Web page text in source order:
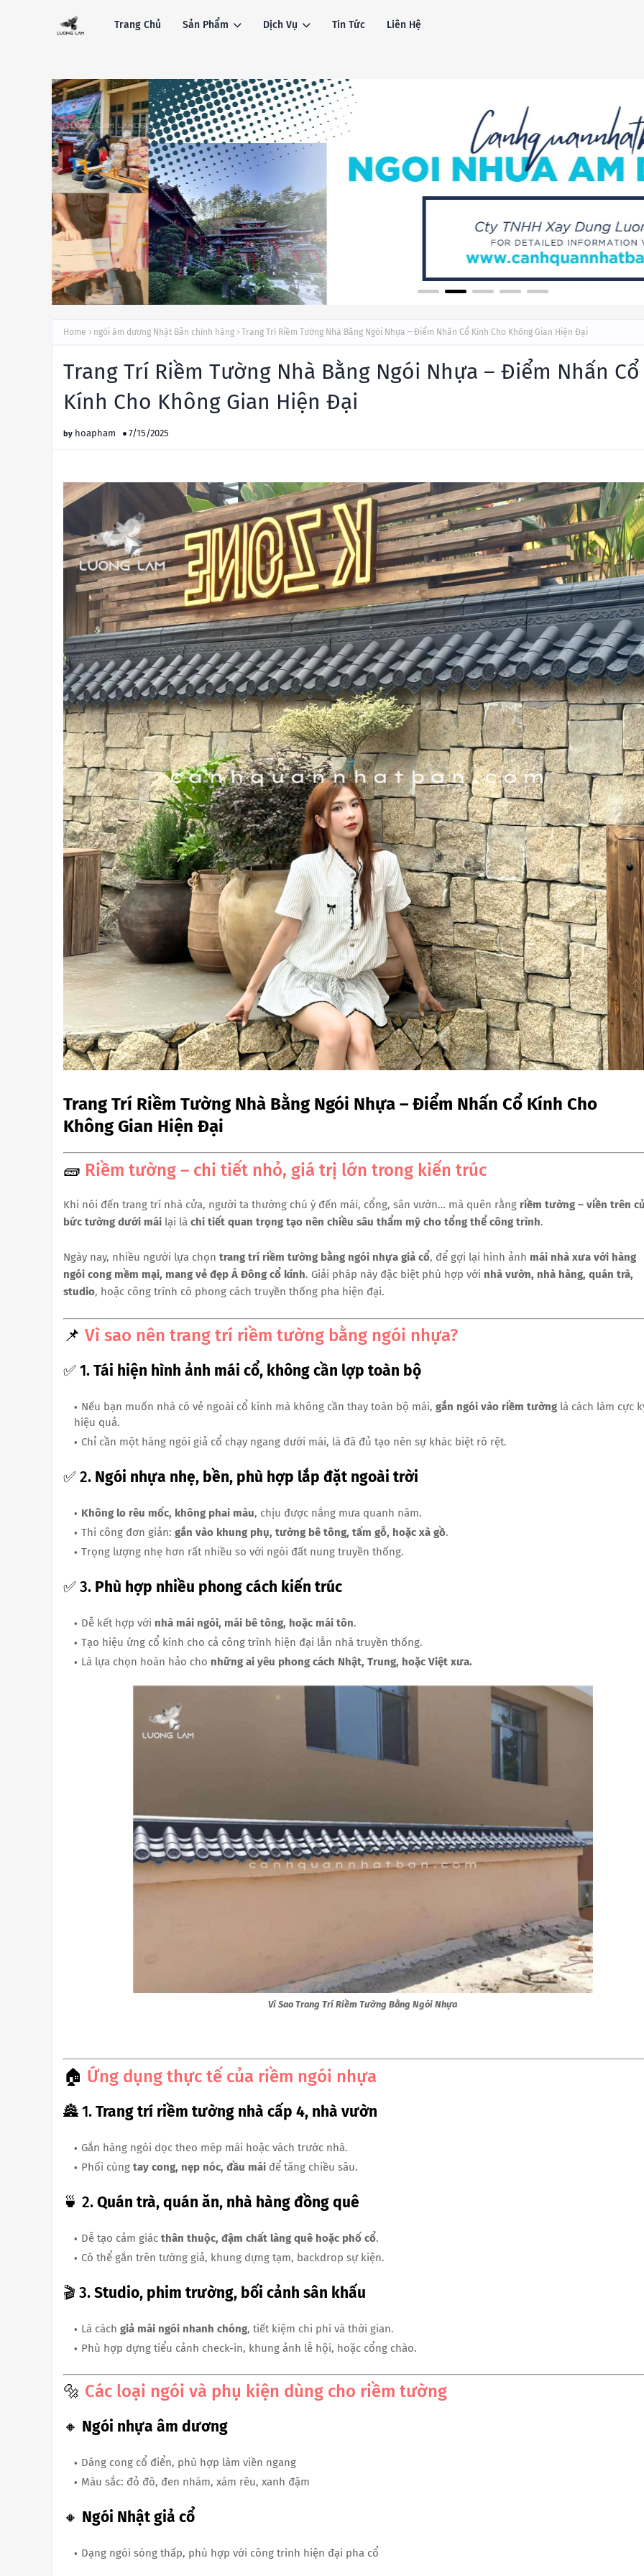
Trang Chủ Sản Phẩm Dịch Vụ Tin Tức Liên Hệ
Home ngói âm dương Nhật Bản chính hãng Trang Trí Riềm Tường Nhà Bằng Ngói Nhựa – Điểm Nhấn Cổ Kính Cho Không Gian Hiện Đại
Trang Trí Riềm Tường Nhà Bằng Ngói Nhựa – Điểm Nhấn Cổ
Kính Cho Không Gian Hiện Đại
hoapham 7/15/2025
Trang Trí Riềm Tường Nhà Bằng Ngói Nhựa – Điểm Nhấn Cổ Kính Cho
Không Gian Hiện Đại
🧱 Riềm tường – chi tiết nhỏ, giá trị lớn trong kiến trúc
Khi nói đến trang trí nhà cửa, người ta thường chú ý đến mái, cổng, sân vườn… mà quên rằng riềm tường – viền trên
bức tường dưới mái lại là chi tiết quan trọng tạo nên chiều sâu thẩm mỹ cho tổng thể công trình.
Ngày nay, nhiều người lựa chọn trang trí riềm tường bằng ngói nhựa giả cổ, để gợi lại hình ảnh mái nhà xưa với hàng
ngói cong mềm mại, mang vẻ đẹp Á Đông cổ kính. Giải pháp này đặc biệt phù hợp với nhà vườn, nhà hàng, quán trà,
studio, hoặc công trình có phong cách truyền thống pha hiện đại.
📌 Vì sao nên trang trí riềm tường bằng ngói nhựa?
✅ 1.Tái hiện hình ảnh mái cổ, không cần lợp toàn bộ
Nếu bạn muốn nhà có vẻ ngoài cổ kính mà không cần thay toàn bộ mái, gắn ngói vào riềm tường là cách làm cực
hiệu quả.
Chỉ cần một hàng ngói giả cổ chạy ngang dưới mái, là đã đủ tạo nên sự khác biệt rõ rệt.
✅ 2. Ngói nhựa nhẹ, bền, phù hợp lắp đặt ngoài trời
Không lo rêu mốc, không phai màu, chịu được nắng mưa quanh năm.
Thi công đơn giản: gắn vào khung phụ, tường bê tông, tấm gỗ, hoặc xà gồ.
Trọng lượng nhẹ hơn rất nhiều so với ngói đất nung truyền thống.
✅ 3. Phù hợp nhiều phong cách kiến trúc
Dễ kết hợp với nhà mái ngói, mái bê tông, hoặc mái tôn.
Tạo hiệu ứng cổ kính cho cả công trình hiện đại lẫn nhà truyền thống.
Là lựa chọn hoàn hảo cho những ai yêu phong cách Nhật, Trung, hoặc Việt xưa.
Vì Sao Trang Trí Riềm Tường Bằng Ngói Nhựa
🏠 Ứng dụng thực tế của riềm ngói nhựa
🏯 1.Trang trí riềm tường nhà cấp 4, nhà vườn
Gắn hàng ngói dọc theo mép mái hoặc vách trước nhà.
Phối cùng tay cong, nẹp nóc, đầu mái để tăng chiều sâu.
🍵 2.Quán trà, quán ăn, nhà hàng đồng quê
Dễ tạo cảm giác thân thuộc, đậm chất làng quê hoặc phố cổ.
Có thể gắn trên tường giả, khung dựng tạm, backdrop sự kiện.
🎬 3.Studio, phim trường, bối cảnh sân khấu
Là cách giả mái ngói nhanh chóng, tiết kiệm chi phí và thời gian.
Phù hợp dựng tiểu cảnh check-in, khung ảnh lễ hội, hoặc cổng chào.
🔩 Các loại ngói và phụ kiện dùng cho riềm tường
🔸 Ngói nhựa âm dương
Dáng cong cổ điển, phù hợp làm viền ngang
Màu sắc: đỏ đô, đen nhám, xám rêu, xanh đậm
🔸 Ngói Nhật giả cổ
Dạng ngói sóng thấp, phù hợp với công trình hiện đại pha cổ